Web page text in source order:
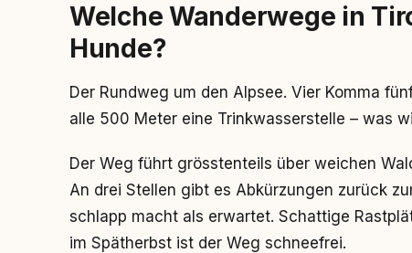
Welche Wanderwege in
Hunde?
Der Rundweg um den Alpsee. Vier Komma
alle 500 Meter eine Trinkwasserstelle – was
Der Weg führt grösstenteils über weichen
An drei Stellen gibt es Abkürzungen zurück
schlapp macht als erwartet. Schattige
im Spätherbst ist der Weg schneefrei.